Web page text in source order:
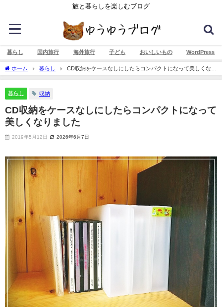
旅と暮らしを楽しむブログ
暮らし 国内旅行 海外旅行 子ども おいしいもの WordPress
ホーム 暮らし
CD収納をケースなしにしたらコンパクトになって美しくなり
ました
暮らし 収納
CD収納をケースなしにしたらコンパクトになって
美しくなりました
2019年5月12日 2026年6月7日